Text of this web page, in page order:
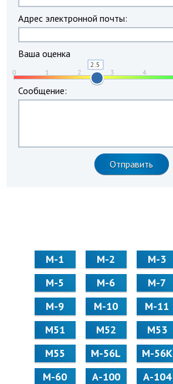
Адрес электронной почты:
Ваша оценка
Сообщение:
М-1 М-2 М-3
М-5
М-6 М-7
М-9
М-10 М-11
М51
М52 М53
М55
M-56L M-56K
M-60
А-100 А-104